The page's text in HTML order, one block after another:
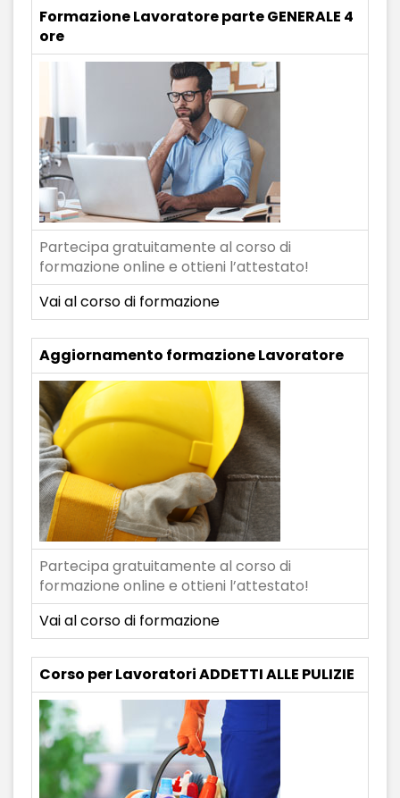
Formazione Lavoratore parte GENERALE 4
ore
Partecipa gratuitamente al corso di
formazione online e ottieni l’attestato!
Vai al corso di formazione
Aggiornamento formazione Lavoratore
Partecipa gratuitamente al corso di
formazione online e ottieni l’attestato!
Vai al corso di formazione
Corso per Lavoratori ADDETTI ALLE PULIZIE